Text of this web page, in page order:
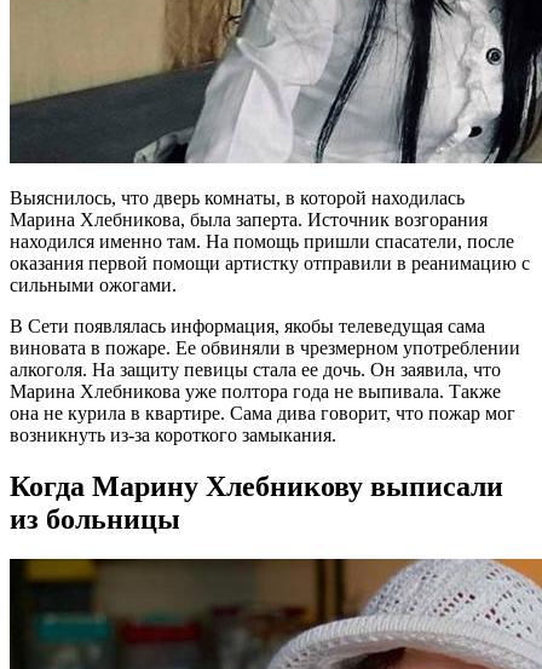
Выяснилось, что дверь комнаты, в которой находилась
Марина Хлебникова, была заперта. Источник возгорания
находился именно там. На помощь пришли спасатели, после
оказания первой помощи артистку отправили в реанимацию с
сильными ожогами.
В Сети появлялась информация, якобы телеведущая сама
виновата в пожаре. Ее обвиняли в чрезмерном употреблении
алкоголя. На защиту певицы стала ее дочь. Он заявила, что
Марина Хлебникова уже полтора года не выпивала. Также
она не курила в квартире. Сама дива говорит, что пожар мог
возникнуть из-за короткого замыкания.
Когда Марину Хлебникову выписали
из больницы